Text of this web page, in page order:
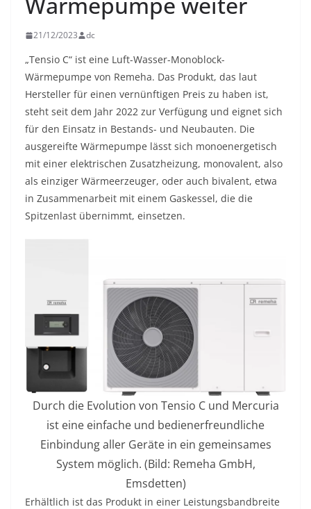
21/12/2023 dc
„Tensio C“ ist eine Luft-Wasser-Monoblock-
Wärmepumpe von Remeha. Das Produkt, das laut
Hersteller für einen vernünftigen Preis zu haben ist,
steht seit dem Jahr 2022 zur Verfügung und eignet sich
für den Einsatz in Bestands- und Neubauten. Die
ausgereifte Wärmepumpe lässt sich monoenergetisch
mit einer elektrischen Zusatzheizung, monovalent, also
als einziger Wärmeerzeuger, oder auch bivalent, etwa
in Zusammenarbeit mit einem Gaskessel, die die
Spitzenlast übernimmt, einsetzen.
Durch die Evolution von Tensio C und Mercuria
ist eine einfache und bedienerfreundliche
Einbindung aller Geräte in ein gemeinsames
System möglich. (Bild: Remeha GmbH,
Emsdetten)
Erhältlich ist das Produkt in einer Leistungsbandbreite